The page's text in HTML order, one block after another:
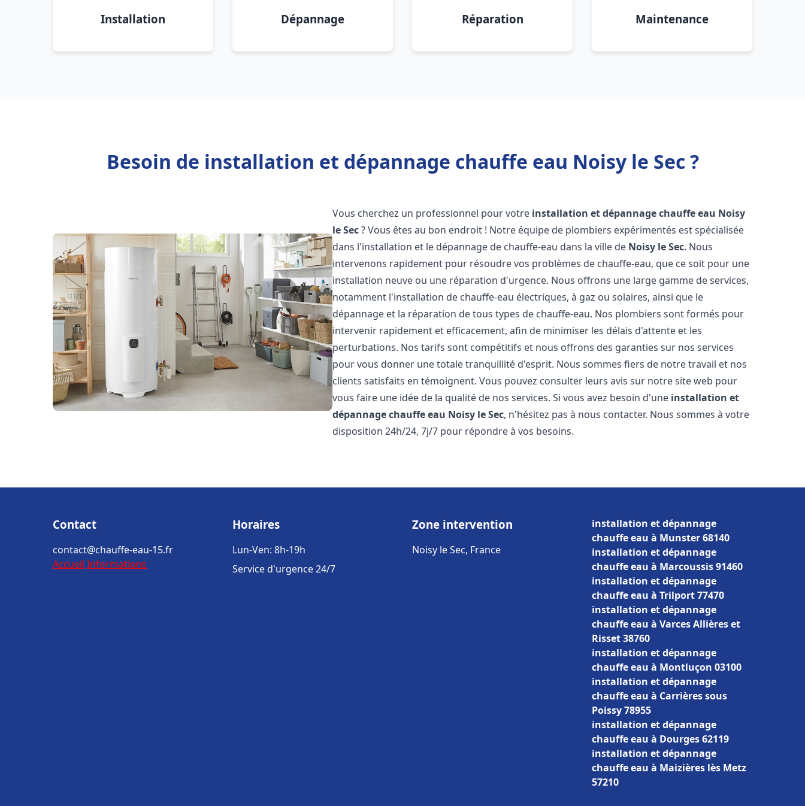
Installation Dépannage Réparation Maintenance
Besoin de installation et dépannage chauffe eau Noisy le Sec ?
Vous cherchez un professionnel pour votre installation et dépannage chauffe eau Noisy
le Sec? Vous êtes au bon endroit ! Notre équipe de plombiers expérimentés est spécialisée
dans l'installation et le dépannage de chauffe-eau dans la ville de Noisy le Sec. Nous
intervenons rapidement pour résoudre vos problèmes de chauffe-eau, que ce soit pour une
installation neuve ou une réparation d'urgence. Nous offrons une large gamme de services,
notamment l'installation de chauffe-eau électriques, à gaz ou solaires, ainsi que le
dépannage et la réparation de tous types de chauffe-eau. Nos plombiers sont formés pour
intervenir rapidement et efficacement, afin de minimiser les délais d'attente et les
perturbations. Nos tarifs sont compétitifs et nous offrons des garanties sur nos services
pour vous donner une totale tranquillité d'esprit. Nous sommes fiers de notre travail et nos
clients satisfaits en témoignent. Vous pouvez consulter leurs avis sur notre site web pour
vous faire une idée de la qualité de nos services. Si vous avez besoin d'une installation et
dépannage chauffe eau Noisy le Sec, n'hésitez pas à nous contacter. Nous sommes à votre
disposition 24h/24, 7j/7 pour répondre à vos besoins.
Contact
contact@chauffe-eau-15.fr
Accueil Informations
Horaires
Lun-Ven: 8h-19h
Service d'urgence 24/7
Zone intervention
Noisy le Sec, France
installation et dépannage
chauffe eau à Munster 68140
installation et dépannage
chauffe eau à Marcoussis 91460
installation et dépannage
chauffe eau à Trilport 77470
installation et dépannage
chauffe eau à Varces Allières et
Risset 38760
installation et dépannage
chauffe eau à Montluçon 03100
installation et dépannage
chauffe eau à Carrières sous
Poissy 78955
installation et dépannage
chauffe eau à Dourges 62119
installation et dépannage
chauffe eau à Maizières lès Metz
57210